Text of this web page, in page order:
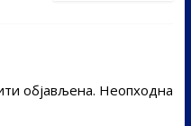
објављена. Неопходна